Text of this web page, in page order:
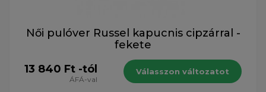
Női pulóver Russel kapucnis cipzárral -
fekete
13 840 Ft -tól
ÁFÁ-val
Válasszon változatot